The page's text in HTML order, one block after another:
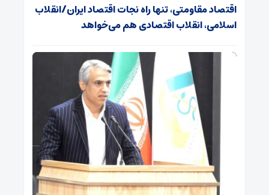
اقتصاد مقاومتی، تنها راه نجات اقتصاد ایران/انقلاب
اسلامی، انقلاب اقتصادی هم می‌خواهد